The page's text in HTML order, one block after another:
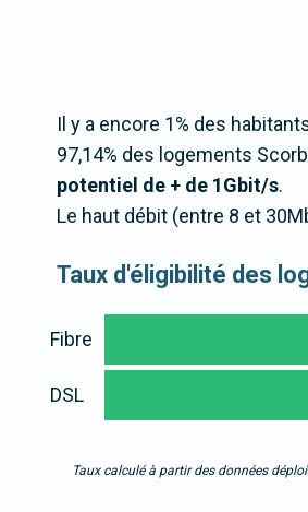
Il y a encore 1% des
97,14% des logements
potentiel de + de 1Gbit/s.
Le haut débit (entre 8 et
Taux d'éligibilité des
Fibre
DSL
Taux calculé à partir des données